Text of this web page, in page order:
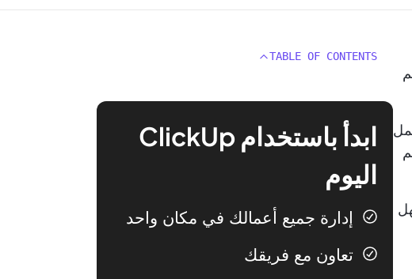
TABLE OF CONTENTS
ابدأ باستخدام ClickUp
اليوم
إدارة جميع أعمالك في مكان واحد
تعاون مع فريقك